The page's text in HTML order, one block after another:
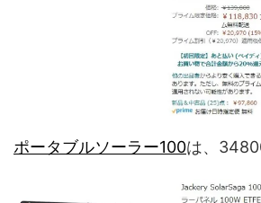
ポータブルソーラー100は、